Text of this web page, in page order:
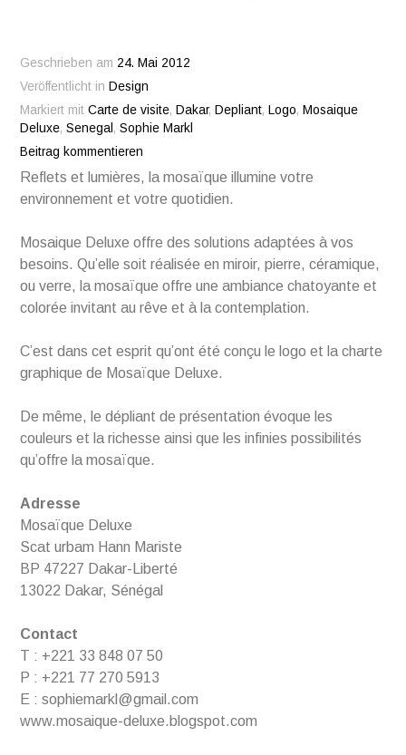
Geschrieben am 24. Mai 2012
Veröffentlicht inDesign
Markiert mitCarte de visite,Dakar,Depliant,Logo,Mosaique
Deluxe,Senegal ,Sophie Markl
Beitrag kommentieren
Reflets et lumières, la mosaïque illumine votre
environnement et votre quotidien.
Mosaique Deluxe offre des solutions adaptées à vos
besoins. Qu’elle soit réalisée en miroir, pierre, céramique,
ou verre, la mosaïque offre une ambiance chatoyante et
colorée invitant au rêve et à la contemplation.
C’est dans cet esprit qu’ont été conçu le logo et la charte
graphique de Mosaïque Deluxe.
De même, le dépliant de présentation évoque les
couleurs et la richesse ainsi que les infinies possibilités
qu’offre la mosaïque.
Adresse
Mosaïque Deluxe
Scat urbam Hann Mariste
BP 47227 Dakar-Liberté
13022 Dakar, Sénégal
Contact
T : +221 33 848 07 50
P : +221 77 270 5913
E : sophiemarkl@gmail.com
www.mosaique-deluxe.blogspot.com